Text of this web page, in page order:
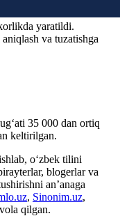
yaratildi.
va tuzatishga
35 000 dan ortiq
keltirilgan.
o‘zbek tilini
blogerlar va
an’anaga
, Sinonim.uz,
qilgan.